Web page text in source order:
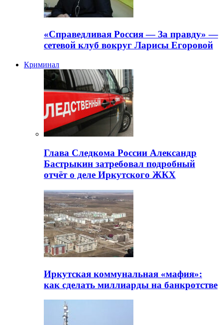
«Справедливая Россия — За правду» —
сетевой клуб вокруг Ларисы Егоровой
Криминал
Глава Следкома России Александр
Бастрыкин затребовал подробный
отчёт о деле Иркутского ЖКХ
Иркутская коммунальная «мафия»:
как сделать миллиарды на банкротстве